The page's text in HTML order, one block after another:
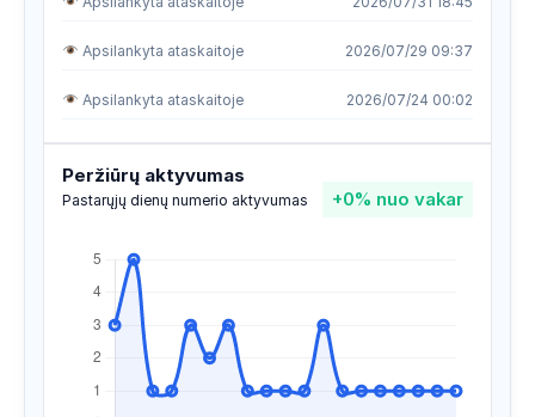
Apsilankyta ataskaitoje 2026/07/29 09:37
Apsilankyta ataskaitoje 2026/07/24 00:02
Apsilankyta ataskaitoje 2026/07/23 01:41
Apsilankyta ataskaitoje 2026/07/21 18:39
Apsilankyta ataskaitoje
Apsilankyta ataskaitoje
Apsilankyta ataskaitoje 2026/07/18 15:16
Peržiūrų aktyvumas
Pastarųjų dienų numerio aktyvumas +0% nuo vakar